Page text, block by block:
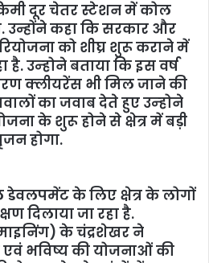
दूर चेतर स्टेशन में कोल
उन्होंने कहा कि सरकार और
को शीघ्र शुरू कराने में
उन्‍होने बताया कि इस वर्ष
क्लीयरेंस भी मिल जाने की
का जवाब देते हुए उन्‍होने
के शुरू होने से क्षेत्र में बड़ी
होगा.
डेवलपमेंट के लिए क्षेत्र के लोगों
दिलाया जा रहा है.
के चंद्रशेखर ने
एवं भविष्य की योजनाओं की